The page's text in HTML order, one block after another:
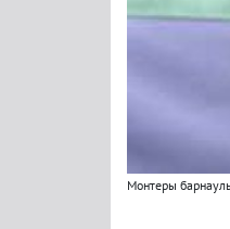
Монтеры